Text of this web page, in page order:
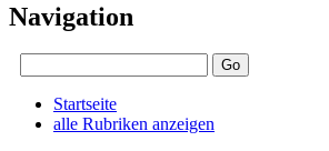
Navigation
Startseite
alle Rubriken anzeigen